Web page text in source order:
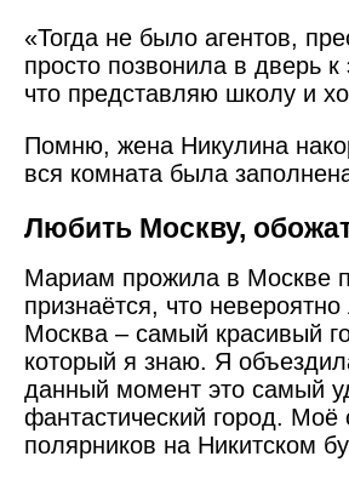
«Тогда не было агентов,
просто позвонила в дверь
что представляю школу и
Помню, жена Никулина
вся комната была
Любить Москву,
Мариам прожила в Моск­ве
признаётся, что
Москва – самый красивый
который я знаю. Я
данный момент это самый
фантастический город.
полярников на Никитском